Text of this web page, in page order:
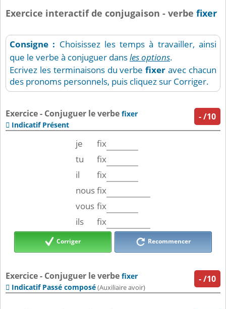
Exercice interactif de conjugaison - verbe fixer
Consigne : Choisissez les temps à travailler, ainsi
que le verbe à conjuguer dansles options.
Ecrivez les terminaisons du verbefixer avec chacun
des pronoms personnels, puis cliquez sur Corriger.
-/10
Exercice - Conjuguer le verbe fixer
 Indicatif Présent
je
fix
tu
fix
il
fix
nousfix
vous fix
ils
fix
Corriger Recommencer
-/10
Exercice - Conjuguer le verbe fixer
 Indicatif Passé composé(Auxiliaire avoir)